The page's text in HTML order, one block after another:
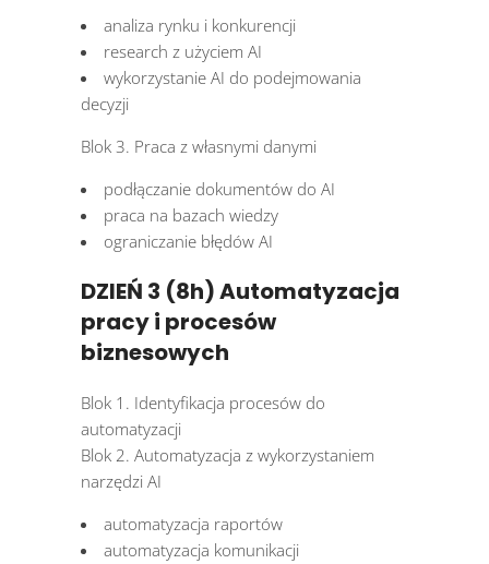
analiza rynku i konkurencji
research z użyciem AI
wykorzystanie AI do podejmowania
decyzji
Blok 3. Praca z własnymi danymi
podłączanie dokumentów do AI
praca na bazach wiedzy
ograniczanie błędów AI
DZIEŃ 3 (8h) Automatyzacja
pracy i procesów
biznesowych
Blok 1. Identyfikacja procesów do
automatyzacji
Blok 2. Automatyzacja z wykorzystaniem
narzędzi AI
automatyzacja raportów
automatyzacja komunikacji